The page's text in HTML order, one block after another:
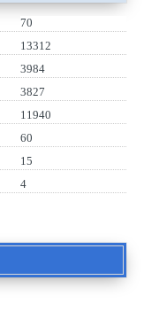
70
13312
3984
3827
11940
60
15
4